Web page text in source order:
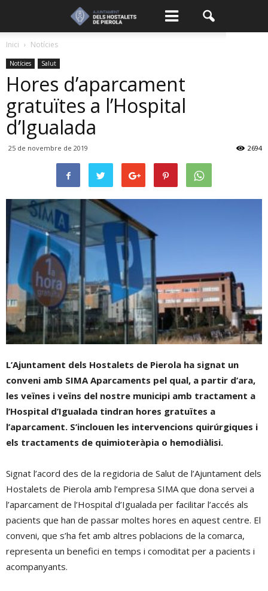
Inici Notícies
Notícies Salut
Hores d’aparcament
gratuïtes a l’Hospital
d’Igualada
25 de novembre de 2019 2694
L’Ajuntament dels Hostalets de Pierola ha signat un
conveni amb SIMA Aparcaments pel qual, a partir d’ara,
les veïnes i veïns del nostre municipi amb tractament a
l’Hospital d’Igualada tindran hores gratuïtes a
l’aparcament. S’inclouen les intervencions quirúrgiques i
els tractaments de quimioteràpia o hemodiàlisi.
Signat l’acord des de la regidoria de Salut de l’Ajuntament dels
Hostalets de Pierola amb l’empresa SIMA que dona servei a
l’aparcament de l’Hospital d’Igualada per facilitar l’accés als
pacients que han de passar moltes hores en aquest centre. El
conveni, que s’ha fet amb altres poblacions de la comarca,
representa un benefici en temps i comoditat per a pacients i
acompanyants.